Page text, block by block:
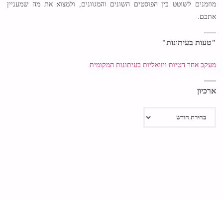
מוזמנים לשוטט בין הפוסטים השונים והמגוונים, ולמצוא את מה שמעניין
אתכם.
"טעות בעיתונות"
מעקב אחר הטיות ויזואליות בעיתונות המקומית.
ארכיון